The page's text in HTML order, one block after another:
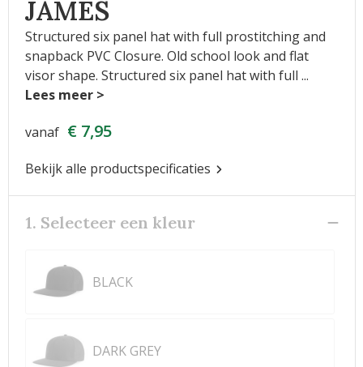
JAMES
Structured six panel hat with full prostitching and
snapback PVC Closure. Old school look and flat
visor shape. Structured six panel hat with full ...
vanaf € 7,95
Bekijk alle productspecificaties
1. Selecteer een kleur
BLACK
DARK GREY